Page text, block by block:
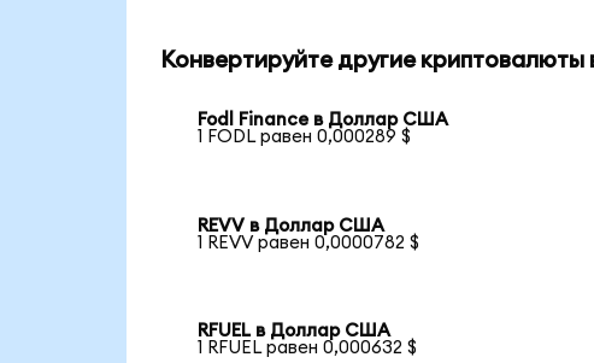
Конвертируйте другие криптовалюты
Fodl Finance в Доллар США
1 FODL равен 0,000289 $
REVV в Доллар США
1 REVV равен 0,0000782 $
RFUEL в Доллар США
1 RFUEL равен 0,000632 $